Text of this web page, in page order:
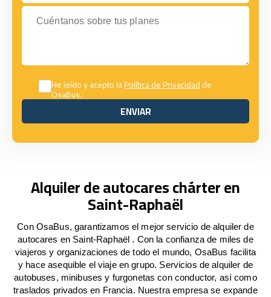
Cuéntanos sobre tus planes
He leído y acepto laPolítica de Privacidadde
OsaBus.
ENVIAR
ENVIAR
Alquiler de autocares chárter en
Saint-Raphaël
Con OsaBus, garantizamos el mejor servicio de alquiler de
autocares en Saint-Raphaël . Con la confianza de miles de
viajeros y organizaciones de todo el mundo, OsaBus facilita
y hace asequible el viaje en grupo. Servicios de alquiler de
autobuses, minibuses y furgonetas con conductor, así como
traslados privados en Francia. Nuestra empresa se expande